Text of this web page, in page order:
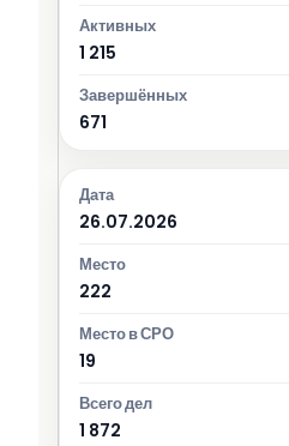
1 215
671
26.07.2026
222
19
1 872